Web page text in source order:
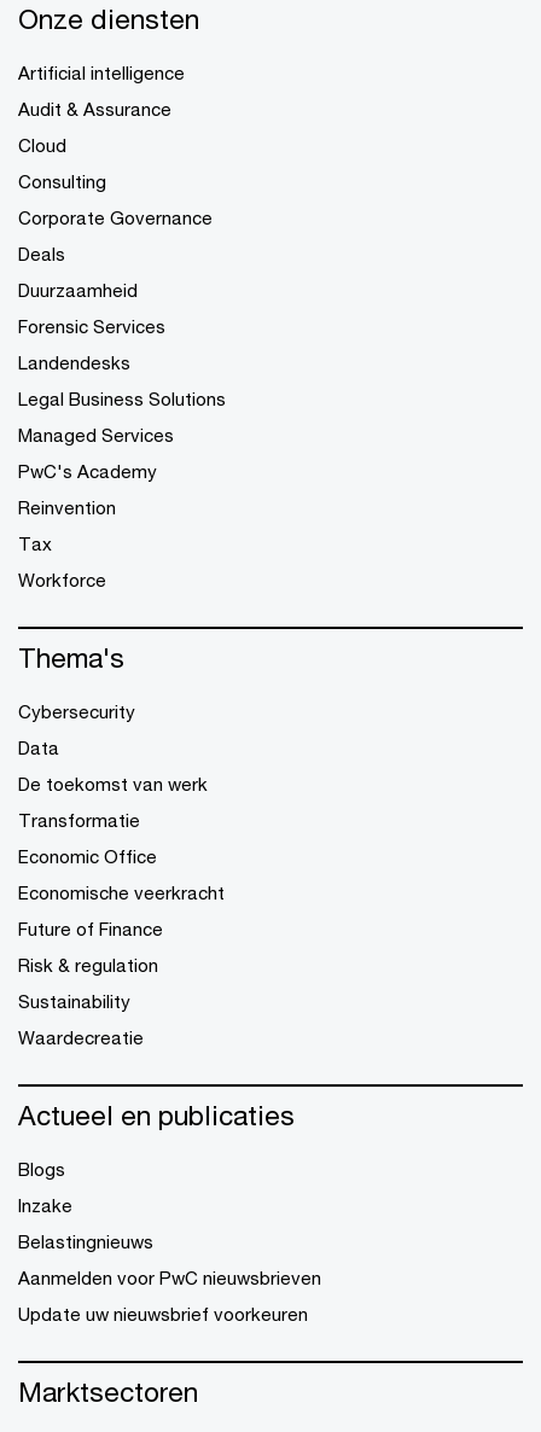
Onze diensten
Artificial intelligence
Audit & Assurance
Cloud
Consulting
Corporate Governance
Deals
Duurzaamheid
Forensic Services
Landendesks
Legal Business Solutions
Managed Services
PwC's Academy
Reinvention
Tax
Workforce
Thema's
Cybersecurity
Data
De toekomst van werk
Transformatie
Economic Office
Economische veerkracht
Future of Finance
Risk & regulation
Sustainability
Waardecreatie
Actueel en publicaties
Blogs
Inzake
Belastingnieuws
Aanmelden voor PwC nieuwsbrieven
Update uw nieuwsbrief voorkeuren
Marktsectoren